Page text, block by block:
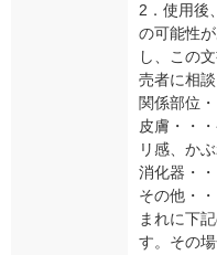
2．使用後
の可能性
し、この
売者に相談
関係部位
皮膚・・
リ感、か
消化器・
その他・
まれに下
す。その